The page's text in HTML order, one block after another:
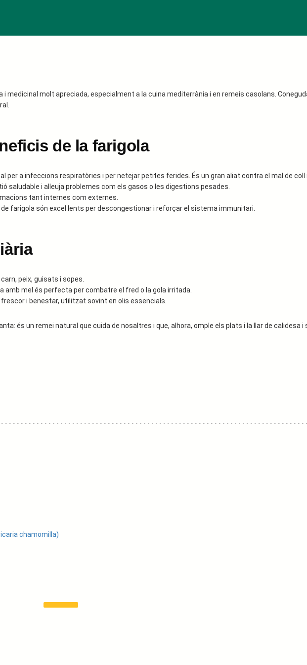
i medicinal molt apreciada, especialment a la cuina mediterrània i en remeis casolans.
de la farigola
per a infeccions respiratòries i per netejar petites ferides. És un gran aliat contra el mal de coll
saludable i alleuja problemes com els gasos o les digestions pesades.
tant internes com externes.
farigola són excel·lents per descongestionar i reforçar el sistema immunitari.
peix, guisats i sopes.
amb mel és perfecta per combatre el fred o la gola irritada.
frescor i benestar, utilitzat sovint en olis essencials.
és un remei natural que cuida de nosaltres i que, alhora, omple els plats i la llar de calidesa i
chamomilla)